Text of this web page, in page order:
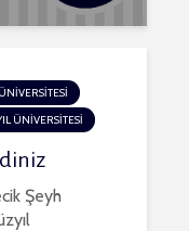
ÜNİVERSİTESİ
Şeyh